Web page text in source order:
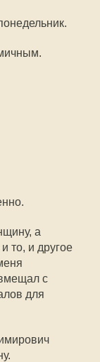
а
то, и другое
с
для